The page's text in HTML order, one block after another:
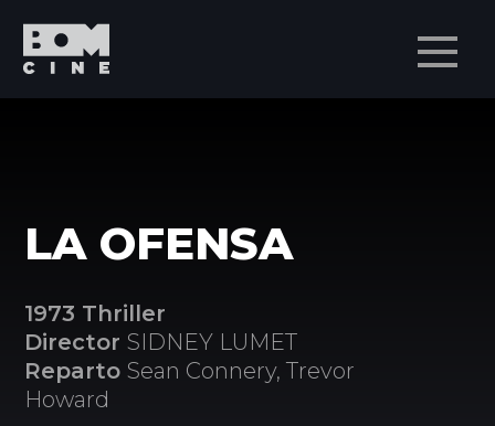
LA OFENSA
1973 Thriller
DirectorSIDNEY LUMET
RepartoSean Connery, Trevor
Howard